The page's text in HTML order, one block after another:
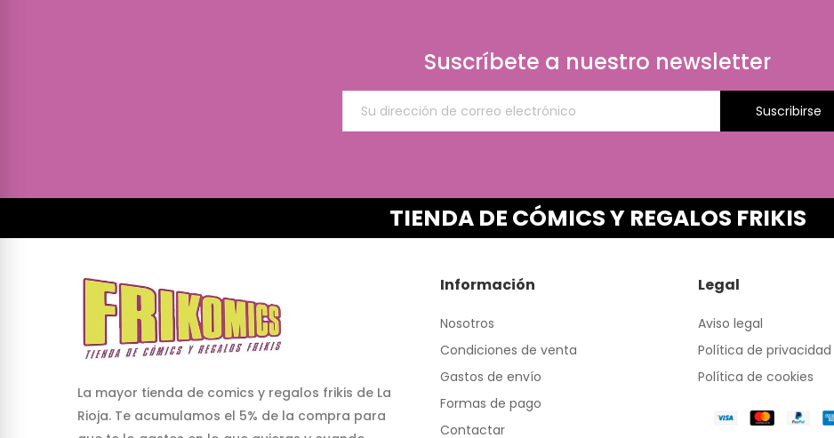
Suscríbete a nuestro newsletter
Suscribirse
TIENDA DE CÓMICS Y REGALOS FRIKIS
La mayor tienda de comics y regalos frikis de La
Rioja. Te acumulamos el 5% de la compra para
Información
Nosotros
Condiciones de venta
Gastos de envío
Formas de pago
Contactar
Legal
Aviso legal
Política de privacidad
Política de cookies